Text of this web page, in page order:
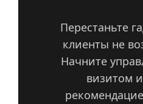
Перестаньте
клиенты не
Начните
визитом